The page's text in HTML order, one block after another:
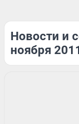
Новости и
ноября